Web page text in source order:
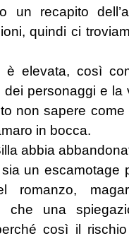
un recapito
quindi ci
elevata, così
personaggi e la
non sapere
in bocca.
abbia
un escamotage
romanzo,
che una
così il